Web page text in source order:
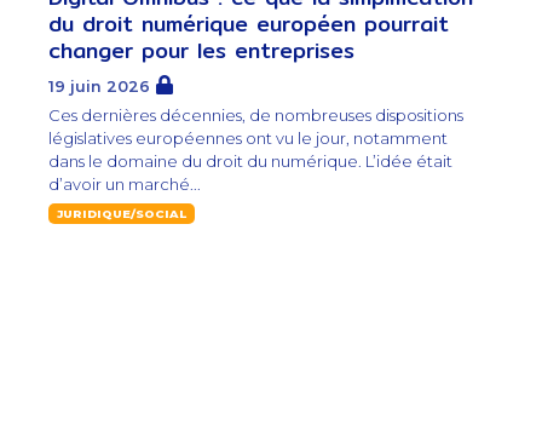
du droit numérique européen pourrait
changer pour les entreprises
19 juin 2026
Ces dernières décennies, de nombreuses dispositions
législatives européennes ont vu le jour, notamment
dans le domaine du droit du numérique. L’idée était
d’avoir un marché...
JURIDIQUE/SOCIAL